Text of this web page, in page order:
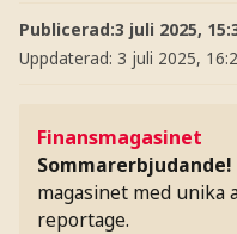
Publicerad:3 juli 2025,
Uppdaterad: 3 juli 2025,
Finansmagasinet
magasinet med unika
reportage.